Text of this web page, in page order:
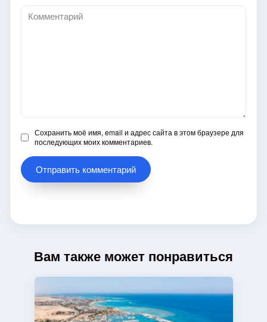
Комментарий
Сохранить моё имя, email и адрес сайта в этом браузере для
последующих моих комментариев.
Вам также может понравиться